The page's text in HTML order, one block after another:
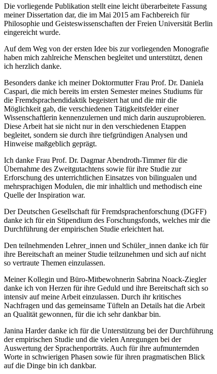
Die vorliegende Publikation stellt eine leicht überarbeitete Fassung
meiner Dissertation dar, die im Mai 2015 am Fachbereich für
Philosophie und Geisteswissenschaften der Freien Universität Berlin
eingereicht wurde.
Auf dem Weg von der ersten Idee bis zur vorliegenden Monografie
haben mich zahlreiche Menschen begleitet und unterstützt, denen
ich herzlich danke.
Besonders danke ich meiner Doktormutter Frau Prof. Dr. Daniela
Caspari, die mich bereits im ersten Semester meines Studiums für
die Fremdsprachendidaktik begeistert hat und die mir die
Möglichkeit gab, die verschiedenen Tätigkeitsfelder einer
Wissenschaftlerin kennenzulernen und mich darin auszuprobieren.
Diese Arbeit hat sie nicht nur in den verschiedenen Etappen
begleitet, sondern sie durch ihre tiefgründigen Analysen und
Hinweise maßgeblich geprägt.
Ich danke Frau Prof. Dr. Dagmar Abendroth-Timmer für die
Übernahme des Zweitgutachtens sowie für ihre Studie zur
Erforschung des unterrichtlichen Einsatzes von bilingualen und
mehrsprachigen Modulen, die mir inhaltlich und methodisch eine
Quelle der Inspiration war.
Der Deutschen Gesellschaft für Fremdsprachenforschung (DGFF)
danke ich für ein Stipendium des Forschungsfonds, welches mir die
Durchführung der empirischen Studie erleichtert hat.
Den teilnehmenden Lehrer_innen und Schüler_innen danke ich für
ihre Bereitschaft an meiner Studie teilzunehmen und sich auf nicht
so vertraute Themen einzulassen.
Meiner Kollegin und Büro-Mitbewohnerin Sabrina Noack-Ziegler
danke ich von Herzen für ihre Geduld und ihre Bereitschaft sich so
intensiv auf meine Arbeit einzulassen. Durch ihr kritisches
Nachfragen und das gemeinsame Tüfteln an Details hat die Arbeit
an Qualität gewonnen, für die ich sehr dankbar bin.
Janina Harder danke ich für die Unterstützung bei der Durchführung
der empirischen Studie und die vielen Anregungen bei der
Auswertung der Sprachenporträts. Auch für ihre aufmunternden
Worte in schwierigen Phasen sowie für ihren pragmatischen Blick
auf die Dinge bin ich dankbar.